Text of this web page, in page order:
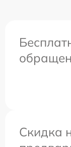
Скидка